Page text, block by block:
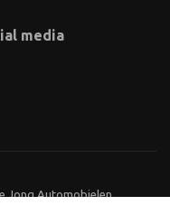
media
Jong Automobielen